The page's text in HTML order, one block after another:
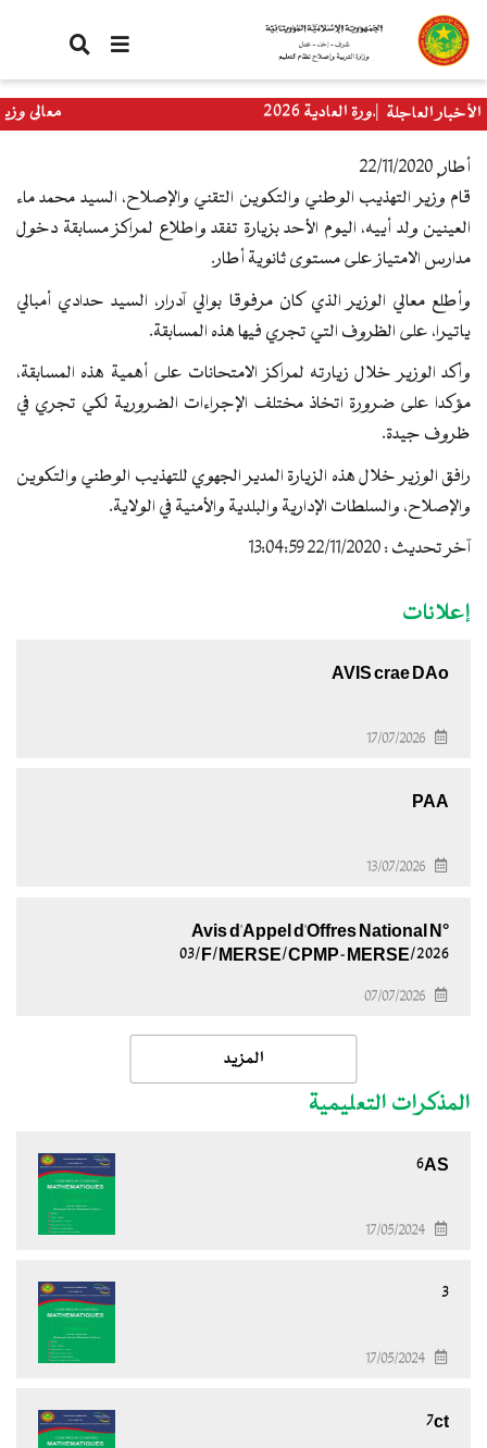
تجاوز
إلى
المحتوى
الرئيسي
الأخبار العاجلة
الدورة العادية 2026
معالي وزيرة
إعلانات
AVIS crae DAo
17/07/2026
PAA
13/07/2026
Avis d'Appel d'Offres National N°
03/F/MERSE/CPMP-MERSE/2026
07/07/2026
المزيد
المذكرات التعليمية
6AS
17/05/2024
3
17/05/2024
7ct
أطار, 22/11/2020
قام وزير التهذيب الوطني والتكوين التقني والإصلاح، السيد محمد ماء
العينين ولد أييه، اليوم الأحد بزيارة تفقد واطلاع لمراكز مسابقة دخول
مدارس الامتياز على مستوى ثانوية أطار.
وأطلع معالي الوزير الذي كان مرفوقا بوالي آدرار، السيد حدادي أمبالي
ياتيرا، على الظروف التي تجري فيها هذه المسابقة.
وأكد الوزير خلال زيارته لمراكز الامتحانات على أهمية هذه المسابقة،
مؤكدا على ضرورة اتخاذ مختلف الإجراءات الضرورية لكي تجري في
ظروف جيدة.
رافق الوزير خلال هذه الزيارة المدير الجهوي للتهذيب الوطني والتكوين
والإصلاح، والسلطات الإدارية والبلدية والأمنية في الولاية.
آخر تحديث : 22/11/2020 13:04:59